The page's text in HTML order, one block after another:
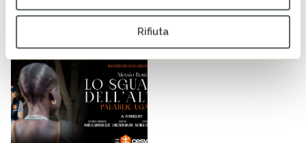
Rifiuta
Notizie